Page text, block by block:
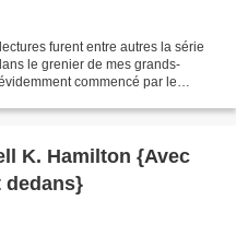
furent entre autres la série
le grenier de mes grands-
commencé par le
K. Hamilton {Avec
dedans}